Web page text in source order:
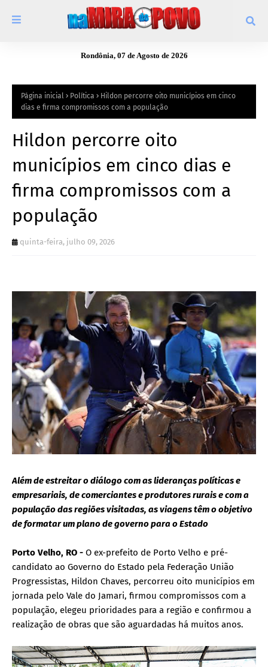
Rondônia, 07 de Agosto de 2026
Página inicial Política
Hildon percorre oito municípios em cinco
dias e firma compromissos com a população
Hildon percorre oito
municípios em cinco dias e
firma compromissos com a
população
quinta-feira, julho 09, 2026
Além de estreitar o diálogo com as lideranças políticas e
empresariais, de comerciantes e produtores rurais e com a
população das regiões visitadas, as viagens têm o objetivo
de formatar um plano de governo para o Estado
Porto Velho, RO - O ex-prefeito de Porto Velho e pré-
candidato ao Governo do Estado pela Federação União
Progressistas, Hildon Chaves, percorreu oito municípios em
jornada pelo Vale do Jamari, firmou compromissos com a
população, elegeu prioridades para a região e confirmou a
realização de obras que são aguardadas há muitos anos.